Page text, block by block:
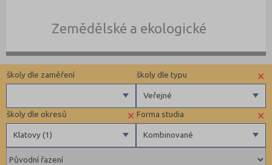
Zemědělské a ekologické
×
Kombinované
Forma studia
×
Klatovy (1)
školy dle okresů
Brno-město (1)
×
Veřejné
školy dle typu
Veřejné
školy dle zaměření
Zdravotnické
Ekonomické
Pedagogické